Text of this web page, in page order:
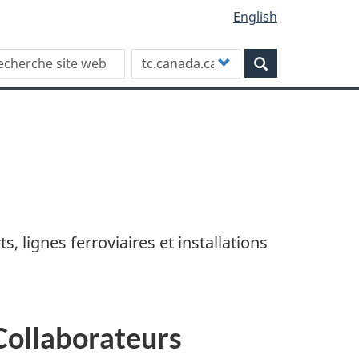
English
this site
Customize
your
search
lignes ferroviaires et installations